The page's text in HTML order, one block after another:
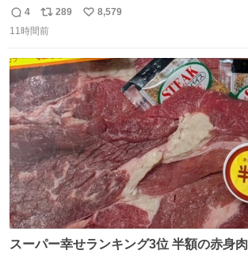
勇斗さんのコラボプリ
返
信
4
リ
ポ
ト
数
289
い
数
8,579
11時間前
スーパー幸せランキング3位 半額の赤身肉